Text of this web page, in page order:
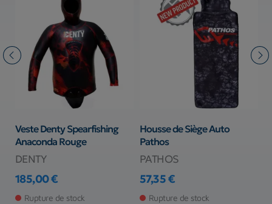
Veste Denty Spearfishing
Anaconda Rouge
DENTY
Prix
185,00 €
Rupture de stock
Housse de Siège Auto
Pathos
PATHOS
Prix
57,35 €
Rupture de stock